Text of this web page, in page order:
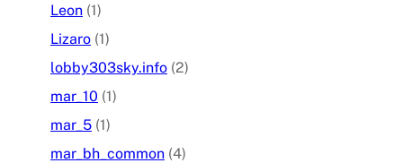
Leon (1)
Lizaro (1)
lobby303sky.info (2)
mar_10 (1)
mar_5 (1)
mar_bh_common (4)